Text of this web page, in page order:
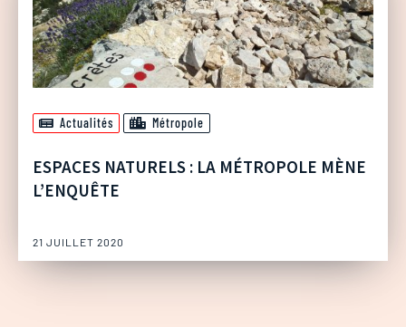
Actualités Métropole
ESPACES NATURELS : LA MÉTROPOLE MÈNE
L’ENQUÊTE
21 JUILLET 2020